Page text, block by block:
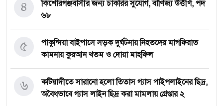
কিশোরগঞ্জবাসীর জন্য চাকরির সুযোগ, বাণিজ্য উত্তীর্ণ, পদ
৬৮
৪
পাকুন্দিয়া বাইপাসে সড়ক দুর্ঘটনায় নিহতদের মাগফিরাত
কামনায় কুরআন খতম ও দোয়া মাহফিল
৫
কটিয়াদীতে সারানো হলো তিতাস গ্যাস পাইপলাইনের ছিদ্র,
অবৈধভাবে গ্যাস লাইন ছিদ্র করা মামলায় গ্রেপ্তার ২
৬